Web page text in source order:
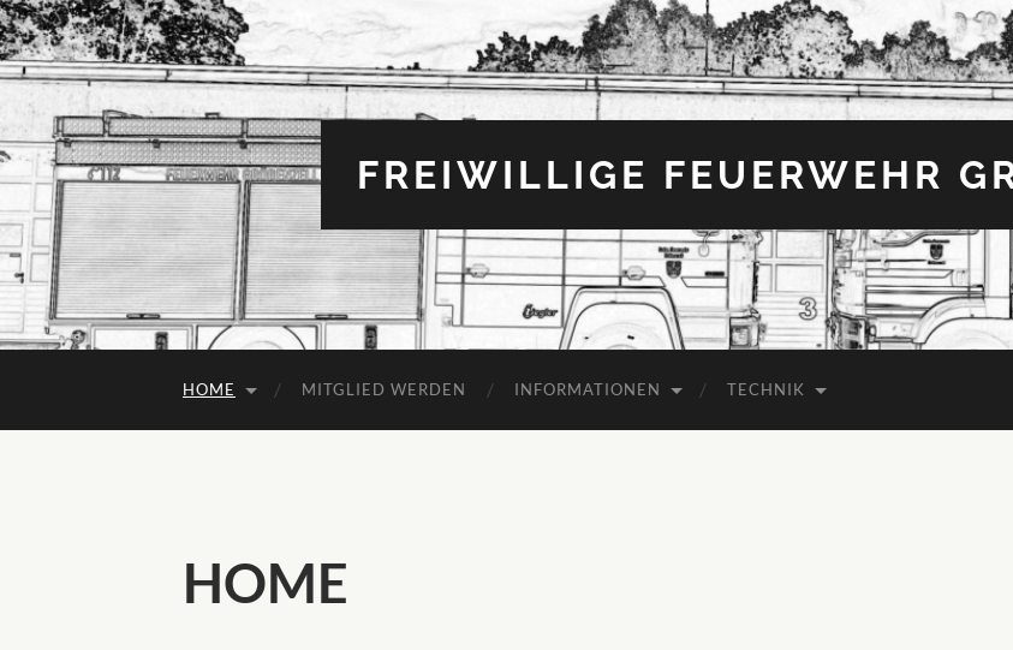
FREIWILLIGE FEUERWEHR
HOME MITGLIED WERDEN INFORMATIONEN TECHNIK
HOME